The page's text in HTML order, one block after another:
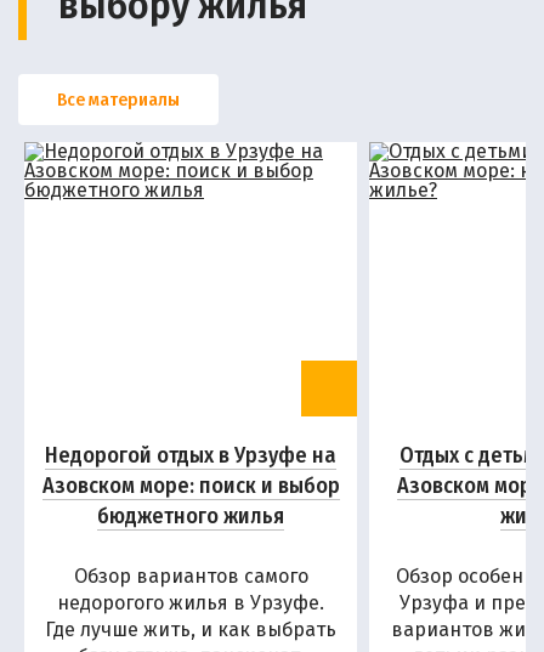
Все материалы
Недорогой отдых в Урзуфе на
Азовском море: поиск и выбор
бюджетного жилья
Обзор вариантов самого
недорогого жилья в Урзуфе.
Где лучше жить, и как выбрать
Отдых с
Азовском
Обзор
Урзуфа и
вариантов